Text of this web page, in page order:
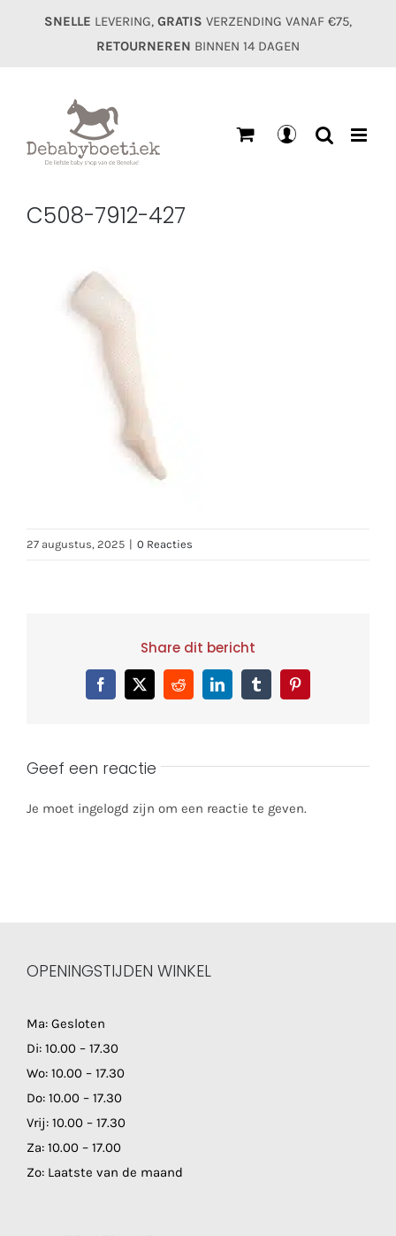
SNELLE LEVERING, GRATIS VERZENDING VANAF €75,
RETOURNEREN BINNEN 14 DAGEN
C508-7912-427
27 augustus, 2025 | 0 Reacties
Share dit bericht
Facebook
X RedditLinkedInTumblrPinterest
Geef een reactie
Je moet ingelogd zijn om een reactie te geven.
OPENINGSTIJDEN WINKEL
Ma: Gesloten
Di: 10.00 – 17.30
Wo: 10.00 – 17.30
Do: 10.00 – 17.30
Vrij: 10.00 – 17.30
Za: 10.00 – 17.00
Zo: Laatste van de maand